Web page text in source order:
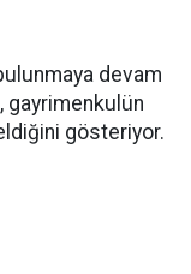
devam
gayrimenkulün
gösteriyor.